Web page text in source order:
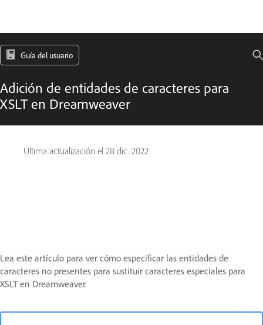
Guía del usuario
Adición de entidades de caracteres para
XSLT en Dreamweaver
Última actualización el 28 dic. 2022
Lea este artículo para ver cómo especificar las entidades de
caracteres no presentes para sustituir caracteres especiales para
XSLT en Dreamweaver.